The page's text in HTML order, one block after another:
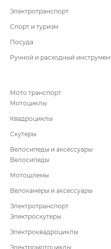
Электротранспорт
Спорт и туризм
Посуда
Ручной и расходный
Мото транспорт
Мотоциклы
Квадроциклы
Скутеры
Велосипеды и аксессуары
Велосипеды
Мотошлемы
Велокамеры и аксессуары
Электротранспорт
Электроскутеры
Электроквадроциклы
Электромотоциклы